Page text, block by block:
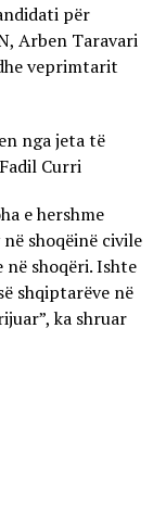
për
Arben Taravari
veprimtarit
nga jeta të
Curri
e hershme
shoqëinë civile
shoqëri. Ishte
shqiptarëve në
ka shruar